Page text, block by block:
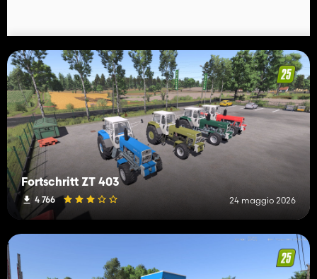
Fortschritt ZT 403
4 766 24 maggio 2026